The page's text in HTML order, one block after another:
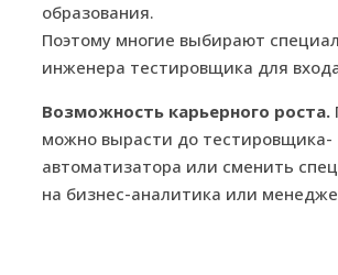
образования.
Поэтому многие выбирают
инженера тестировщика для
Возможность карьерного роста.
можно вырасти до тестировщика-
автоматизатора или сменить
на бизнес-аналитика или